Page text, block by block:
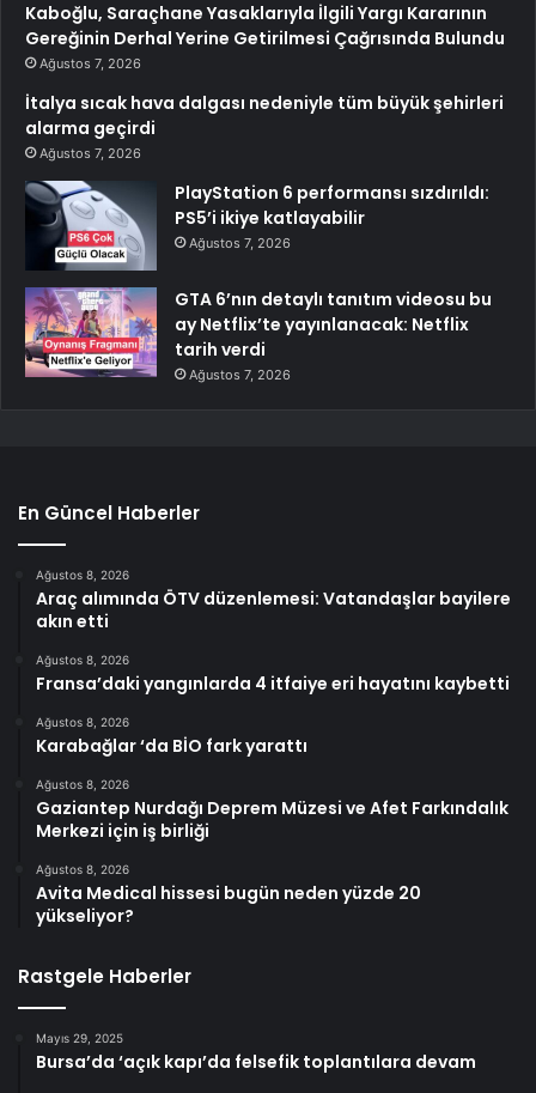
Kaboğlu, Saraçhane Yasaklarıyla İlgili Yargı Kararının
Gereğinin Derhal Yerine Getirilmesi Çağrısında Bulundu
Ağustos 7, 2026
İtalya sıcak hava dalgası nedeniyle tüm büyük şehirleri
alarma geçirdi
Ağustos 7, 2026
PlayStation 6 performansı sızdırıldı:
PS5’i ikiye katlayabilir
Ağustos 7, 2026
GTA 6’nın detaylı tanıtım videosu bu
ay Netflix’te yayınlanacak: Netflix
tarih verdi
Ağustos 7, 2026
En Güncel Haberler
Ağustos 8, 2026
Araç alımında ÖTV düzenlemesi: Vatandaşlar bayilere
akın etti
Ağustos 8, 2026
Fransa’daki yangınlarda 4 itfaiye eri hayatını kaybetti
Ağustos 8, 2026
Karabağlar ‘da BİO fark yarattı
Ağustos 8, 2026
Gaziantep Nurdağı Deprem Müzesi ve Afet Farkındalık
Merkezi için iş birliği
Ağustos 8, 2026
Avita Medical hissesi bugün neden yüzde 20
yükseliyor?
Rastgele Haberler
Mayıs 29, 2025
Bursa’da ‘açık kapı’da felsefik toplantılara devam